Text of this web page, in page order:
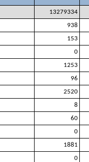
13279334
938
153
0
1253
96
2520
8
60
0
1881
0